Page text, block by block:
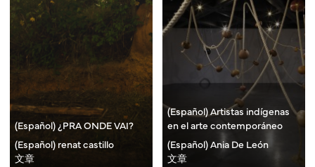
(Español) ¿PRA ONDE VAI?
(Español) renat castillo
文章
(Español) Artistas indígenas
en el arte contemporáneo
(Español) Ania De León
文章